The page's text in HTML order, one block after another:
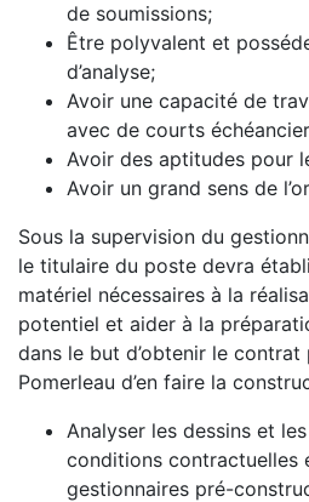
de soumissions;
Être polyvalent et
d’analyse;
Avoir une capacité de
avec de courts
Avoir des aptitudes pour
Avoir un grand sens de
Sous la supervision du
le titulaire du poste devra
matériel nécessaires à la
potentiel et aider à la
dans le but d’obtenir le contrat
Pomerleau d’en faire la
Analyser les dessins et
conditions contractuelles
gestionnaires pré-